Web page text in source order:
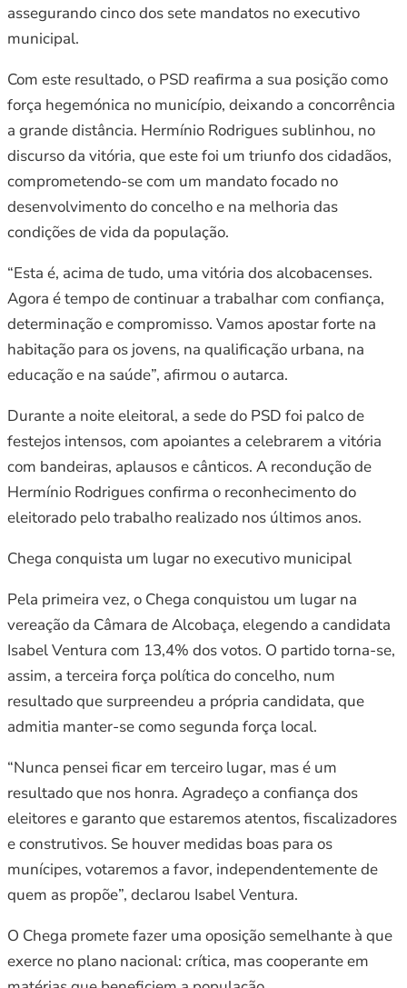
assegurando cinco dos sete mandatos no executivo
municipal.
Com este resultado, o PSD reafirma a sua posição como
força hegemónica no município, deixando a concorrência
a grande distância. Hermínio Rodrigues sublinhou, no
discurso da vitória, que este foi um triunfo dos cidadãos,
comprometendo-se com um mandato focado no
desenvolvimento do concelho e na melhoria das
condições de vida da população.
“Esta é, acima de tudo, uma vitória dos alcobacenses.
Agora é tempo de continuar a trabalhar com confiança,
determinação e compromisso. Vamos apostar forte na
habitação para os jovens, na qualificação urbana, na
educação e na saúde”, afirmou o autarca.
Durante a noite eleitoral, a sede do PSD foi palco de
festejos intensos, com apoiantes a celebrarem a vitória
com bandeiras, aplausos e cânticos. A recondução de
Hermínio Rodrigues confirma o reconhecimento do
eleitorado pelo trabalho realizado nos últimos anos.
Chega conquista um lugar no executivo municipal
Pela primeira vez, o Chega conquistou um lugar na
vereação da Câmara de Alcobaça, elegendo a candidata
Isabel Ventura com 13,4% dos votos. O partido torna-se,
assim, a terceira força política do concelho, num
resultado que surpreendeu a própria candidata, que
admitia manter-se como segunda força local.
“Nunca pensei ficar em terceiro lugar, mas é um
resultado que nos honra. Agradeço a confiança dos
eleitores e garanto que estaremos atentos, fiscalizadores
e construtivos. Se houver medidas boas para os
munícipes, votaremos a favor, independentemente de
quem as propõe”, declarou Isabel Ventura.
O Chega promete fazer uma oposição semelhante à que
exerce no plano nacional: crítica, mas cooperante em